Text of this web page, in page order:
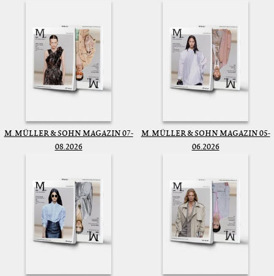
M. MÜLLER & SOHN MAGAZIN 07-
08.2026
M. MÜLLER & SOHN MAGAZIN 05-
06.2026